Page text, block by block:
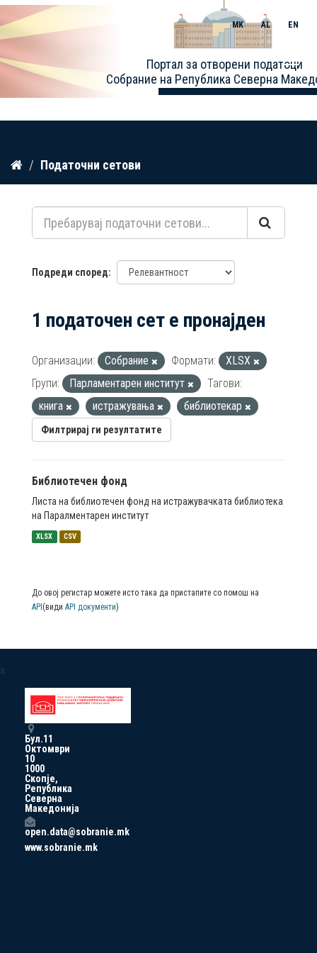
Прескокнете
содржина
Портал за отворени податоци
Собрание на Република Северна
MK AL EN
Toggle
Податочни сетови
Подреди според
1 податочен сет е пронајден
Организации: Собрание Формати:
XLSX
Групи:
Парламентарен институт
Тагови:
книга
истражувања библиотекар
Филтрирај ги резултатите
Библиотечен фонд
Листа на библиотечен фонд на истражувачката библиотека
на Паралментарен институт
XLSX CSV
До овој регистар можете исто така да пристапите со помош на
API (види API документи)
a
Бул.11
Октомври
10
1000
Скопје,
Република
Северна
Македонија
open.data@sobranie.mk
www.sobranie.mk